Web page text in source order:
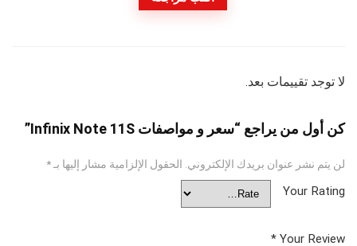
لا توجد تقييمات بعد.
كن أول من يراجع “سعر و مواصفات Infinix Note 11S”
لن يتم نشر عنوان بريدك الإلكتروني. الحقول الإلزامية مشار إليها بـ*
Your Rating
Your Review
*